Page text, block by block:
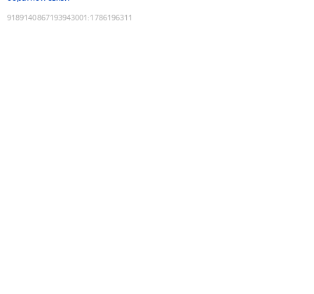
9189140867193943001 :1786196311